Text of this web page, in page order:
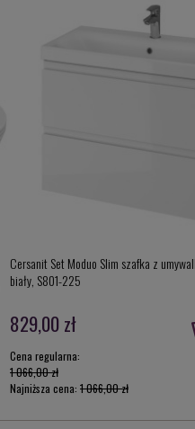
Cersanit Set Moduo Slim szafka z
biały, S801-225
829,00 zł
Cena regularna:
1 066,00 zł
Najniższa cena: 1 066,00 zł